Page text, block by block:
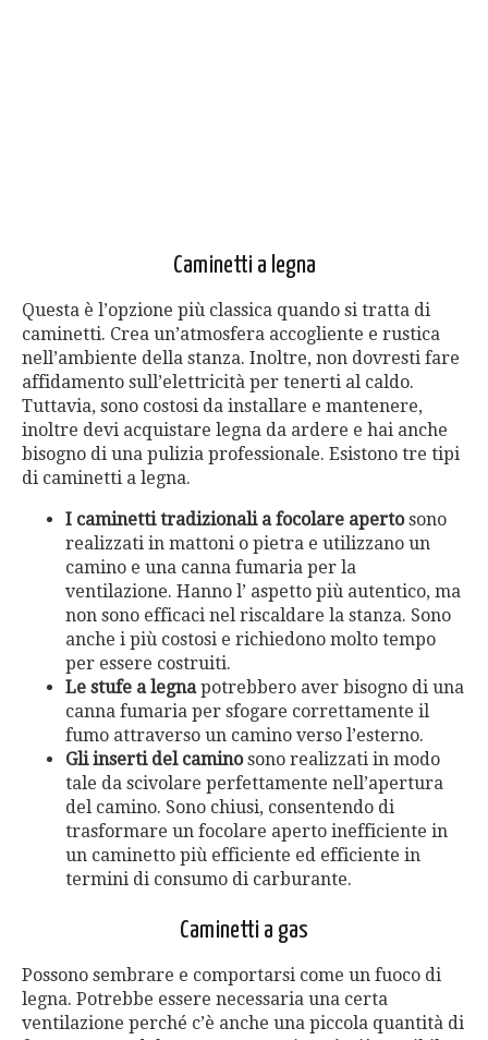
Caminetti a legna
Questa è l’opzione più classica quando si tratta di
caminetti. Crea un’atmosfera accogliente e rustica
nell’ambiente della stanza. Inoltre, non dovresti fare
affidamento sull’elettricità per tenerti al caldo.
Tuttavia, sono costosi da installare e mantenere,
inoltre devi acquistare legna da ardere e hai anche
bisogno di una pulizia professionale. Esistono tre tipi
di caminetti a legna.
I caminetti tradizionali a focolare apertosono
realizzati in mattoni o pietra e utilizzano un
camino e una canna fumaria per la
ventilazione. Hanno l’ aspetto più autentico, ma
non sono efficaci nel riscaldare la stanza. Sono
anche i più costosi e richiedono molto tempo
per essere costruiti.
Le stufe a legnapotrebbero aver bisogno di una
canna fumaria per sfogare correttamente il
fumo attraverso un camino verso l’esterno.
Gli inserti del caminosono realizzati in modo
tale da scivolare perfettamente nell’apertura
del camino. Sono chiusi, consentendo di
trasformare un focolare aperto inefficiente in
un caminetto più efficiente ed efficiente in
termini di consumo di carburante.
Caminetti a gas
Possono sembrare e comportarsi come un fuoco di
legna. Potrebbe essere necessaria una certa
ventilazione perché c’è anche una piccola quantità di